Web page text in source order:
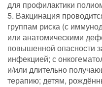
для профилактики
5. Вакцинация
группам риска (с
или анатомическими
повышенной опасности
инфекцией; с
и/или длительно
терапию; детям,